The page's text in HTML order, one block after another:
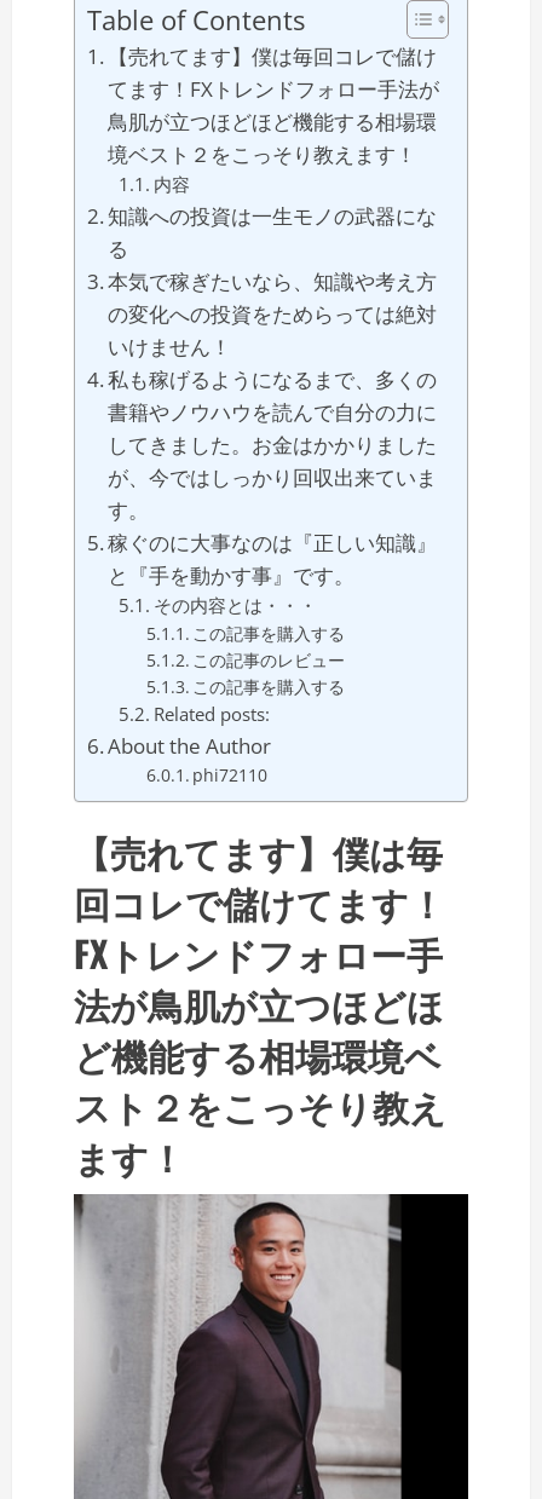
Table of Contents
【売れてます】僕は毎回コレで儲け
てます！FXトレンドフォロー手法が
鳥肌が立つほどほど機能する相場環
境ベスト２をこっそり教えます！
内容
知識への投資は一生モノの武器にな
る
本気で稼ぎたいなら、知識や考え方
の変化への投資をためらっては絶対
いけません！
私も稼げるようになるまで、多くの
書籍やノウハウを読んで自分の力に
してきました。お金はかかりました
が、今ではしっかり回収出来ていま
す。
稼ぐのに大事なのは『正しい知識』
と『手を動かす事』です。
その内容とは・・・
この記事を購入する
この記事のレビュー
この記事を購入する
Related posts:
About the Author
phi72110
【売れてます】僕は毎
回コレで儲けてます！
FXトレンドフォロー手
法が鳥肌が立つほどほ
ど機能する相場環境ベ
スト２をこっそり教え
ます！